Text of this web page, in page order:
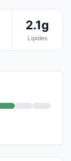
2.1g
Lipides